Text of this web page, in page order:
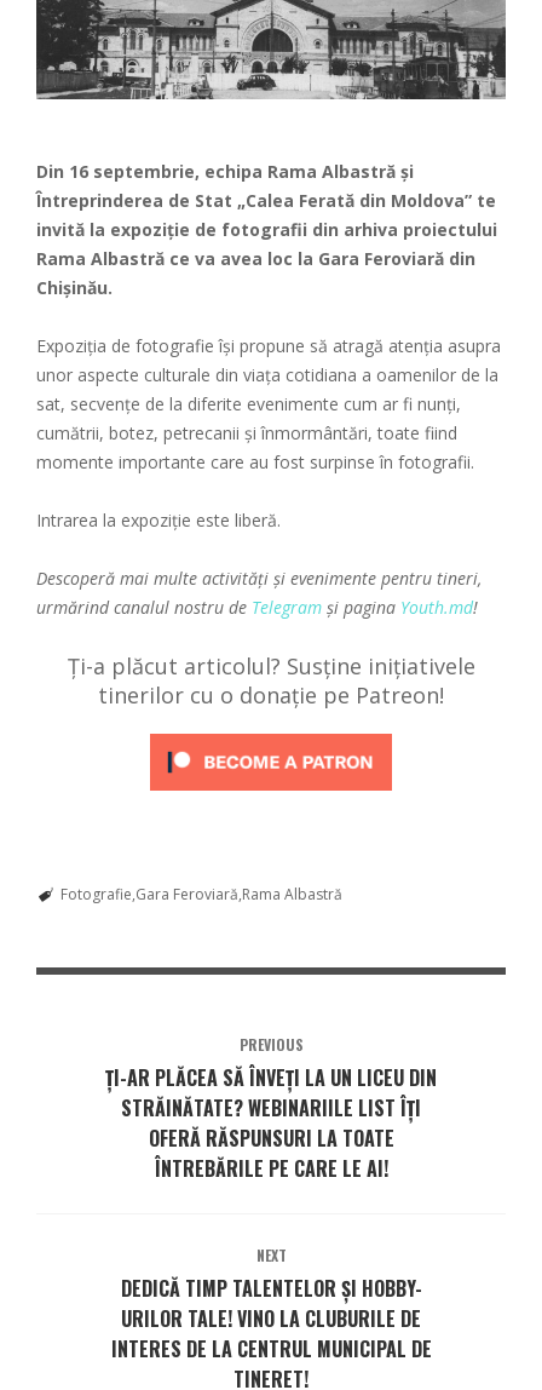
Din 16 septembrie, echipa Rama Albastră și
Întreprinderea de Stat „Calea Ferată din Moldova” te
invită la expoziție de fotografii din arhiva proiectului
Rama Albastră ce va avea loc la Gara Feroviară din
Chișinău.
Expoziția de fotografie își propune să atragă atenția asupra
unor aspecte culturale din viața cotidiana a oamenilor de la
sat, secvențe de la diferite evenimente cum ar fi nunți,
cumătrii, botez, petrecanii și înmormântări, toate fiind
momente importante care au fost surpinse în fotografii.
Intrarea la expoziție este liberă.
Descoperă mai multe activități și evenimente pentru tineri,
urmărind canalul nostru de Telegram și pagina Youth.md!
Ți-a plăcut articolul? Susține inițiativele
tinerilor cu o donație pe Patreon!
Fotografie Gara Feroviară Rama Albastră
PREVIOUS
ȚI-AR PLĂCEA SĂ ÎNVEȚI LA UN LICEU DIN
STRĂINĂTATE? WEBINARIILE LIST ÎȚI
OFERĂ RĂSPUNSURI LA TOATE
ÎNTREBĂRILE PE CARE LE AI!
NEXT
DEDICĂ TIMP TALENTELOR ȘI HOBBY-
URILOR TALE! VINO LA CLUBURILE DE
INTERES DE LA CENTRUL MUNICIPAL DE
TINERET!